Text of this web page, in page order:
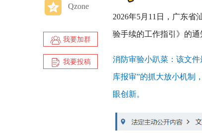
Qzone
我要加群
我要投稿
2026年5月11日，广东省
验手续的工作指引》的通
消防审验小趴菜：该文
库报审”的抓大放小机制
眼创新。